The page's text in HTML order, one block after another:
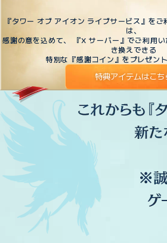
『タワー オブ アイオン ライブサービス』を
は、
感謝の意を込めて、 『X サーバー』でご利用
き換えできる
特別な『感謝コイン』をプレゼン
特典アイテムはこち